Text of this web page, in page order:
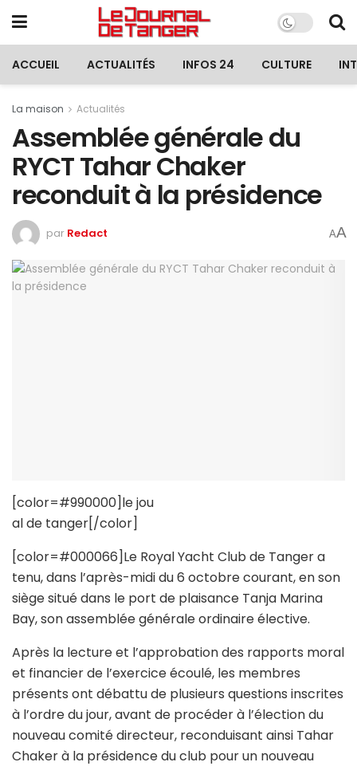
ACCUEIL ACTUALITÉS INFOS 24 CULTURE
La maison Actualités
Assemblée générale du
RYCT Tahar Chaker
reconduit à la présidence
par Redact AA
[color=#990000]le jou
al de tanger[/color]
[color=#000066]Le Royal Yacht Club de Tanger a
tenu, dans l’après-midi du 6 octobre courant, en son
siège situé dans le port de plaisance Tanja Marina
Bay, son assemblée générale ordinaire élective.
Après la lecture et l’approbation des rapports moral
et financier de l’exercice écoulé, les membres
présents ont débattu de plusieurs questions inscrites
à l’ordre du jour, avant de procéder à l’élection du
nouveau comité directeur, reconduisant ainsi Tahar
Chaker à la présidence du club pour un nouveau